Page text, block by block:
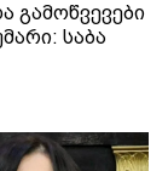
გამოწვევები
საბა